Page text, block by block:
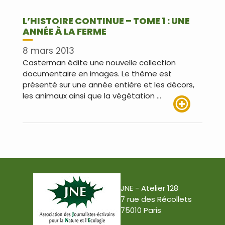
L’HISTOIRE CONTINUE – TOME 1 : UNE
ANNÉE À LA FERME
8 mars 2013
Casterman édite une nouvelle collection
documentaire en images. Le thème est
présenté sur une année entière et les décors,
les animaux ainsi que la végétation …
JNE - Atelier 128
7 rue des Récollets
75010 Paris